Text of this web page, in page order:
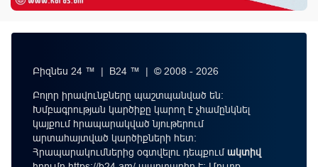
Բիզնես 24 ™ | B24 ™ | © 2008 - 2026
Բոլոր իրավունքները պաշտպանված են:
Խմբագրության կարծիքը կարող է չհամընկնել
կայքում հրապարակված նյութերում
արտահայտված կարծիքների հետ:
Հրապարակումներից օգտվելու դեպքումակտիվ